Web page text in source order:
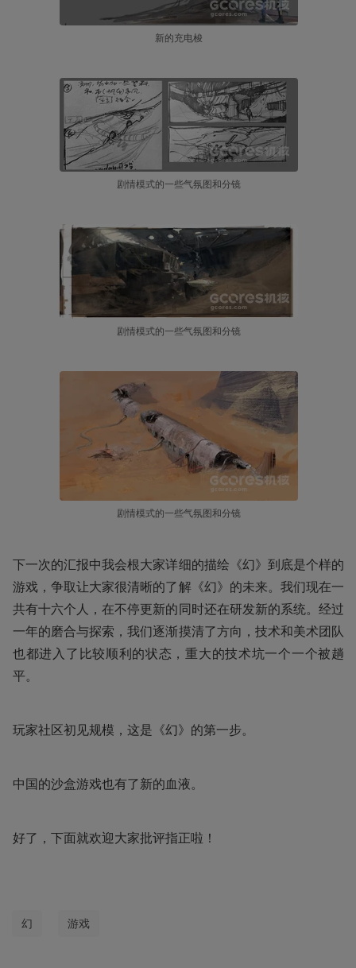
新的充电梭
剧情模式的一些气氛图和分镜
剧情模式的一些气氛图和分镜
剧情模式的一些气氛图和分镜
下一次的汇报中我会根大家详细的描绘《幻》到底是个样的
游戏，争取让大家很清晰的了解《幻》的未来。我们现在一
共有十六个人，在不停更新的同时还在研发新的系统。经过
一年的磨合与探索，我们逐渐摸清了方向，技术和美术团队
也都进入了比较顺利的状态，重大的技术坑一个一个被趟
平。
玩家社区初见规模，这是《幻》的第一步。
中国的沙盒游戏也有了新的血液。
好了，下面就欢迎大家批评指正啦！
幻 游戏